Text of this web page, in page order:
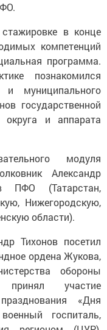
в конце
компетенций
программа.
познакомился
и муниципального
государственной
и аппарата
модуля
Александр
ПФО (Татарстан,
Нижегородскую,
области).
Тихонов посетил
ордена Жукова,
обороны
участие
«Дня
госпиталь,